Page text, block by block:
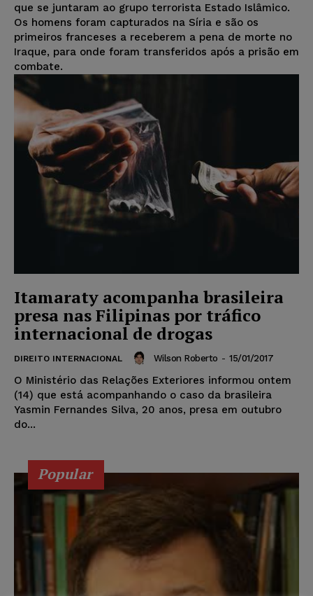
que se juntaram ao grupo terrorista Estado Islâmico.
Os homens foram capturados na Síria e são os
primeiros franceses a receberem a pena de morte no
Iraque, para onde foram transferidos após a prisão em
combate.
Itamaraty acompanha brasileira
presa nas Filipinas por tráfico
internacional de drogas
DIREITO INTERNACIONAL Wilson Roberto - 15/01/2017
O Ministério das Relações Exteriores informou ontem
(14) que está acompanhando o caso da brasileira
Yasmin Fernandes Silva, 20 anos, presa em outubro
do...
Popular